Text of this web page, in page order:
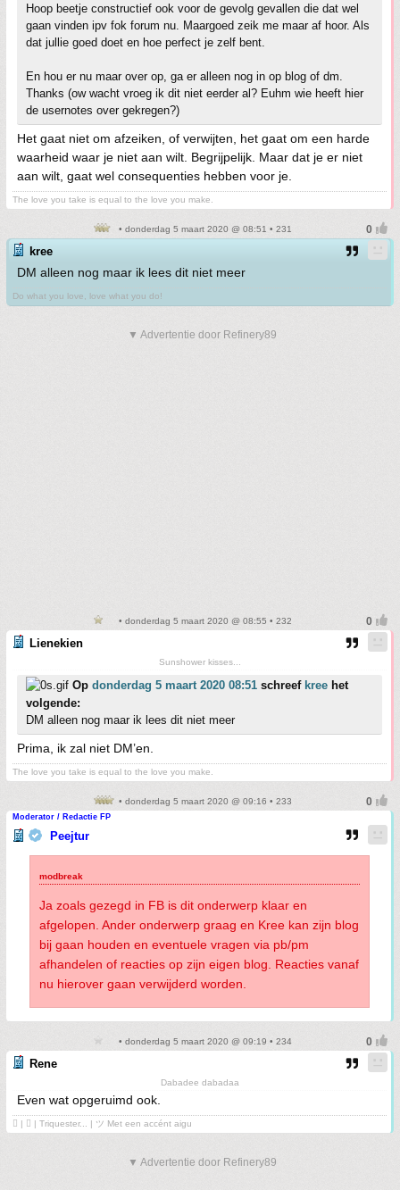
Hoop beetje constructief ook voor de gevolg gevallen die dat wel
gaan vinden ipv fok forum nu. Maargoed zeik me maar af hoor. Als
dat jullie goed doet en hoe perfect je zelf bent.
En hou er nu maar over op, ga er alleen nog in op blog of dm.
Thanks (ow wacht vroeg ik dit niet eerder al? Euhm wie heeft hier
de usernotes over gekregen?)
Het gaat niet om afzeiken, of verwijten, het gaat om een harde
waarheid waar je niet aan wilt. Begrijpelijk. Maar dat je er niet
aan wilt, gaat wel consequenties hebben voor je.
The love you take is equal to the love you make.
• donderdag 5 maart 2020 @ 08:51 • 231
kree
DM alleen nog maar ik lees dit niet meer
Do what you love, love what you do!
▼ Advertentie door Refinery89
• donderdag 5 maart 2020 @ 08:55 • 232
Lienekien
Sunshower kisses...
Op donderdag 5 maart 2020 08:51 schreef kree het
volgende:
DM alleen nog maar ik lees dit niet meer
Prima, ik zal niet DM’en.
The love you take is equal to the love you make.
• donderdag 5 maart 2020 @ 09:16 • 233
Moderator / Redactie FP
Peejtur
Ja zoals gezegd in FB is dit onderwerp klaar en
afgelopen. Ander onderwerp graag en Kree kan zijn blog
bij gaan houden en eventuele vragen via pb/pm
afhandelen of reacties op zijn eigen blog. Reacties vanaf
nu hierover gaan verwijderd worden.
• donderdag 5 maart 2020 @ 09:19 • 234
Rene
Dabadee dabadaa
Even wat opgeruimd ook.
 | ❤ | Triquester... | ツ Met een accént aigu
▼ Advertentie door Refinery89